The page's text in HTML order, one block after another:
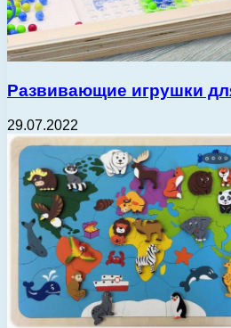
Развивающие игрушки
29.07.2022